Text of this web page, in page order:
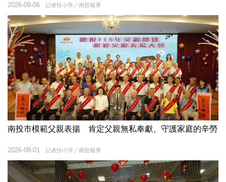
記者扶小萍／南投報導
2026-08-06
南投市模範父親表揚 肯定父親無私奉獻、守護家庭的辛勞
記者扶小萍／南投報導
2026-08-01